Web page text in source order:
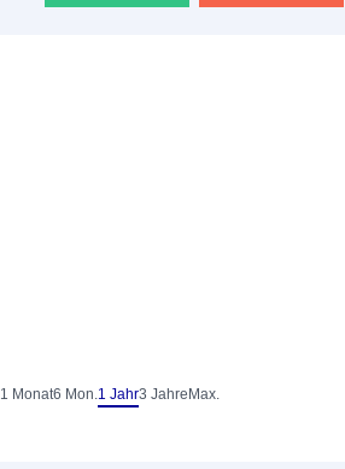
1 Monat6 Mon.1 Jahr3 Jahre Max.